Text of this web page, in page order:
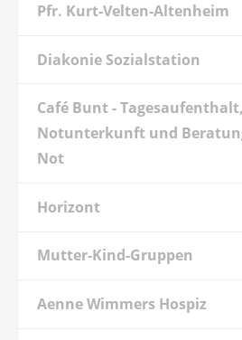
Pfr. Kurt-Velten-Altenheim
Diakonie Sozialstation
Café Bunt - Tagesaufenthalt,
Notunterkunft und
Not
Horizont
Mutter-Kind-Gruppen
Aenne Wimmers Hospiz